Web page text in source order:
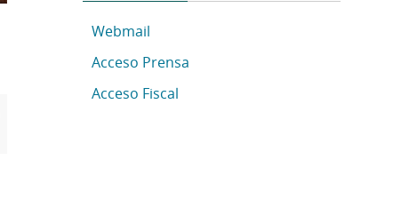
Webmail
Acceso Prensa
Acceso Fiscal